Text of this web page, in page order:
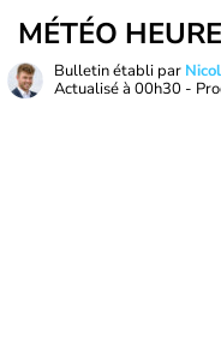
MÉTÉO
Bulletin établi par
Actualisé à 00h30 -